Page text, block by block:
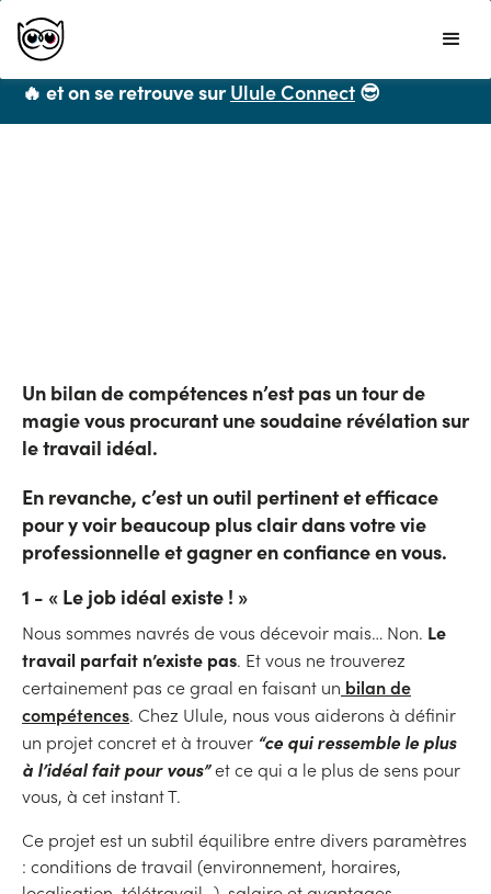
Ulule ne propose plus de formations CPF mais
vous recommande chaleureusement
🔥 et on se retrouve surUlule Connect 😎
Toutes les ressources
Un bilan de compétences n’est pas un tour de
magie vous procurant une soudaine révélation sur
le travail idéal.
En revanche, c’est un outil pertinent et efficace
pour y voir beaucoup plus clair dans votre vie
professionnelle et gagner en confiance en vous.
1 - « Le job idéal existe ! »
Nous sommes navrés de vous décevoir mais… Non. Le
travail parfait n’existe pas. Et vous ne trouverez
certainement pas ce graal en faisant un bilan de
compétences. Chez Ulule, nous vous aiderons à définir
un projet concret et à trouver “ce qui ressemble le plus
à l’idéal fait pour vous”et ce qui a le plus de sens pour
vous, à cet instant T.
Ce projet est un subtil équilibre entre divers paramètres
: conditions de travail (environnement, horaires,